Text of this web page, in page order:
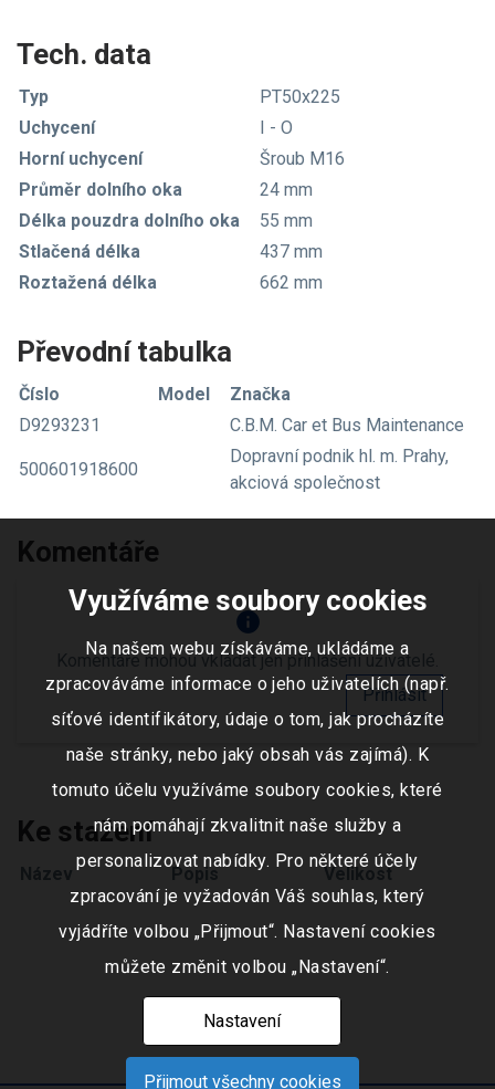
Tech. data
Typ
PT50x225
Uchycení
I - O
Horní uchycení
Šroub M16
Průměr dolního oka
24 mm
Délka pouzdra dolního oka
55 mm
Stlačená délka
437 mm
Roztažená délka
662 mm
Převodní tabulka
Číslo Model
Značka
D9293231
C.B.M. Car et Bus Maintenance
500601918600
Dopravní podnik hl. m. Prahy,
akciová společnost
Komentáře
info
Komentáře mohou vkládat jen přihlášení uživatelé.
Přihlásit
Ke stažení
Název Popis Velikost
Využíváme soubory cookies
Na našem webu získáváme, ukládáme a
zpracováváme informace o jeho uživatelích (např.
síťové identifikátory, údaje o tom, jak procházíte
naše stránky, nebo jaký obsah vás zajímá). K
tomuto účelu využíváme soubory cookies, které
nám pomáhají zkvalitnit naše služby a
personalizovat nabídky. Pro některé účely
zpracování je vyžadován Váš souhlas, který
vyjádříte volbou „Přijmout“. Nastavení cookies
můžete změnit volbou „Nastavení“.
Nastavení
Přijmout všechny cookies